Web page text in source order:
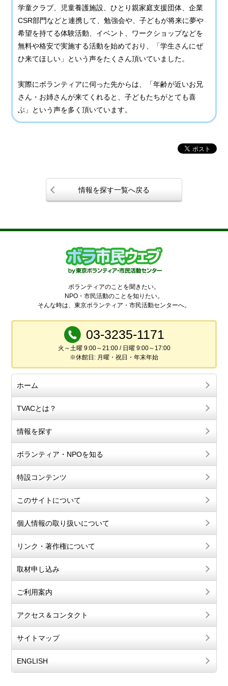
学童クラブ、児童養護施設、ひとり親家庭支援団体、企業
CSR部門などと連携して、勉強会や、子どもが将来に夢や
希望を持てる体験活動、イベント、ワークショップなどを
無料や格安で実施する活動を始めており、「学生さんにぜ
ひ来てほしい」という声をたくさん頂いていました。
実際にボランティアに伺った先からは、「年齢が近いお兄
さん・お姉さんが来てくれると、子どもたちがとても喜
ぶ」という声を多く頂いています。
情報を探す一覧へ戻る
ボランティアのことを聞きたい。
NPO・市民活動のことを知りたい。
そんな時は、東京ボランティア・市民活動センターへ。
03-3235-1171
火～土曜 9:00～21:00 / 日曜 9:00～17:00
※休館日: 月曜・祝日・年末年始
ホーム
TVACとは？
情報を探す
ボランティア・NPOを知る
特設コンテンツ
このサイトについて
個人情報の取り扱いについて
リンク・著作権について
取材申し込み
ご利用案内
アクセス＆コンタクト
サイトマップ
ENGLISH